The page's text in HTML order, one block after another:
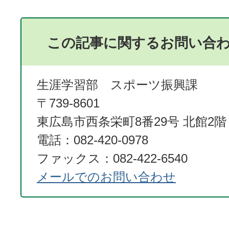
この記事に関するお問い合
生涯学習部 スポーツ振興課
〒739-8601
東広島市西条栄町8番29号 北館2階
電話：082-420-0978
ファックス：082-422-6540
メールでのお問い合わせ